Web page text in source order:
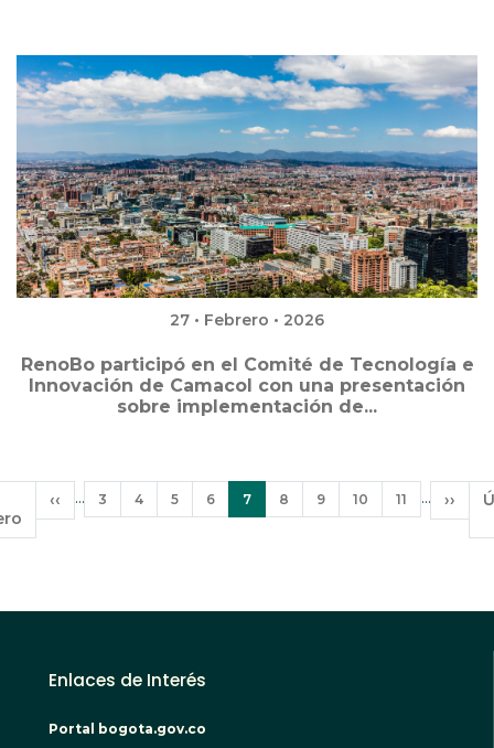
27 • Febrero • 2026
RenoBo participó en el Comité de Tecnología e
Innovación de Camacol con una presentación
sobre implementación de...
Paginación
Página
anterior
‹‹ … Página
3 Página
4 Página
5 Página
6
Página
actual
7 Página
8 Página
9 Página
10 Página
11 … ››
Enlaces de Interés
Portal bogota.gov.co